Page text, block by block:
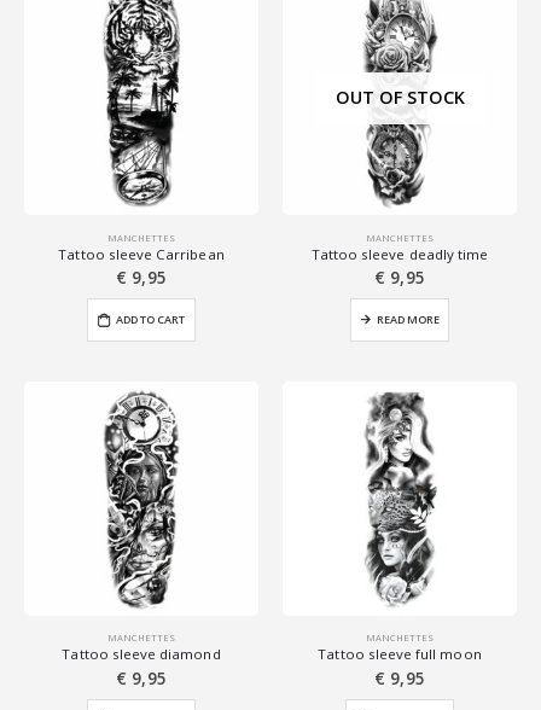
MANCHETTES
Tattoo sleeve Carribean
€ 9,95
ADD TO CART
OUT OF STOCK
MANCHETTES
Tattoo sleeve deadly time
€ 9,95
READ MORE
MANCHETTES
Tattoo sleeve diamond
€ 9,95
MANCHETTES
Tattoo sleeve full moon
€ 9,95